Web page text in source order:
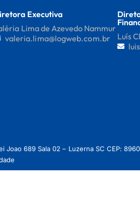
Executiva
Lima de Azevedo Nammur
valeria.lima@logweb.com.br
Luís
Joao 689 Sala 02 – Luzerna SC CEP: